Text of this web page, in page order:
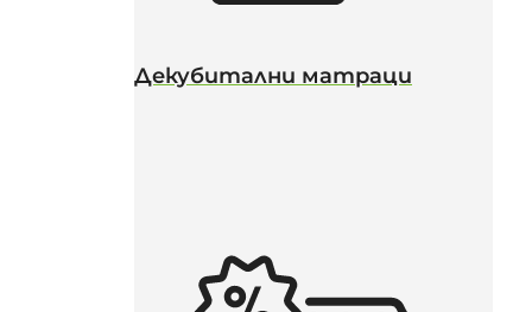
Декубитални матраци